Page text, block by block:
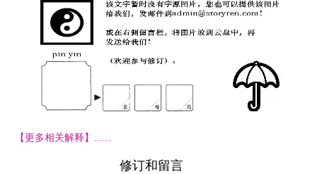
【更多相关解释】......